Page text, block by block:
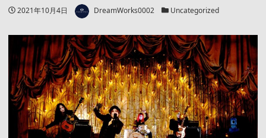
投稿日
2021年10月4日 著者 DreamWorks0002 カテゴリー
Uncategorized